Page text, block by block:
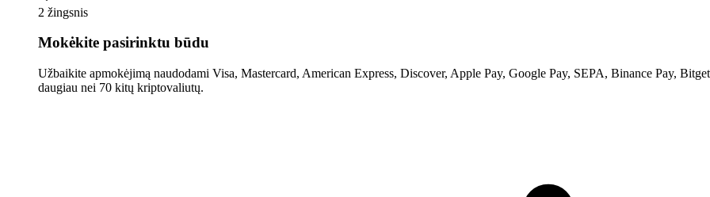
2 žingsnis
Mokėkite pasirinktu būdu
Užbaikite apmokėjimą naudodami Visa, Mastercard, American Express, Discover, Apple Pay, Google Pay, SEPA, Binance Pay,
daugiau nei 70 kitų kriptovaliutų.